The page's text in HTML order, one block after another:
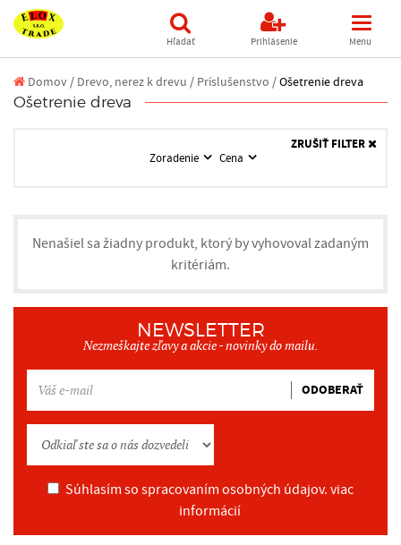
Hľadať Prihlásenie Menu
Domov/ Drevo, nerez k drevu / Príslušenstvo /Ošetrenie dreva
Ošetrenie dreva
Zoradenie Cena
ZRUŠIŤ FILTER
Nenašiel sa žiadny produkt, ktorý by vyhovoval zadaným
kritériám.
NEWSLETTER
Nezmeškajte zľavy a akcie - novinky do mailu.
ODOBERAŤ
Súhlasím so spracovaním osobných údajov. viac
informácií